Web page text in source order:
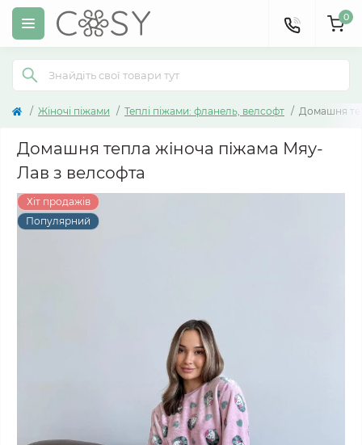
0
Жіночі піжами Теплі піжами: фланель, велсофт Домашня
Домашня тепла жіноча піжама Мяу-
Лав з велсофта
Хіт продажів
Популярний